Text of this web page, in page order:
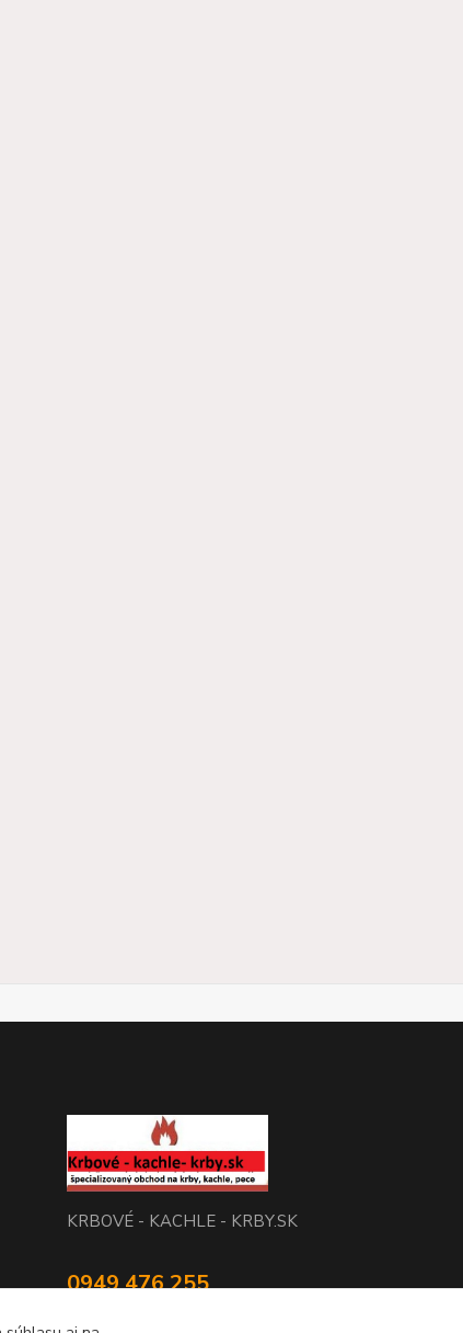
KRBOVÉ - KACHLE - KRBY.SK
0949 476 255